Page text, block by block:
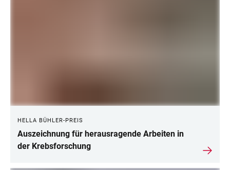
HELLA BÜHLER-PREIS
Auszeichnung für herausragende Arbeiten in
der Krebsforschung